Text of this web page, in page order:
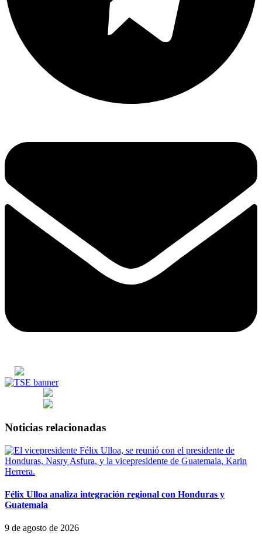
Noticias relacionadas
Félix Ulloa analiza integración regional con Honduras y
Guatemala
9 de agosto de 2026